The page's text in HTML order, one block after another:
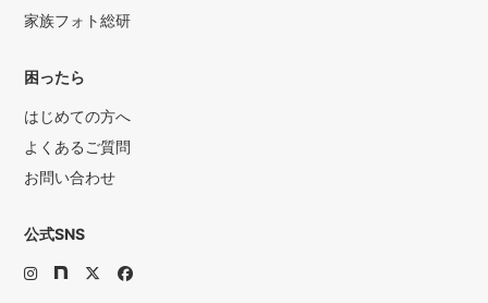
家族フォト総研
困ったら
はじめての方へ
よくあるご質問
お問い合わせ
公式SNS